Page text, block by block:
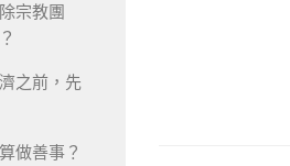
宗教團
之前，先
做善事？